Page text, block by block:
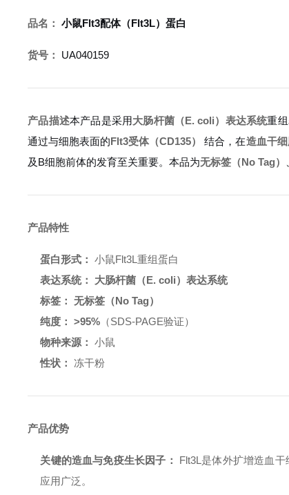
品名： 小鼠Flt3配体（Flt3L）蛋白
货号： UA040159
产品描述本产品是采用大肠杆菌（E. coli）表达系统重
通过与细胞表面的Flt3受体（CD135） 结合，在造血干
及B细胞前体的发育至关重要。本品为无标签（No Tag）
产品特性
蛋白形式： 小鼠Flt3L重组蛋白
表达系统：
大肠杆菌（E. coli）表达系统
标签：
无标签（No Tag）
纯度：
>95% （SDS-PAGE验证）
物种来源： 小鼠
性状： 冻干粉
产品优势
关键的造血与免疫生长因子：
Flt3L是体外扩增造血
应用广泛。